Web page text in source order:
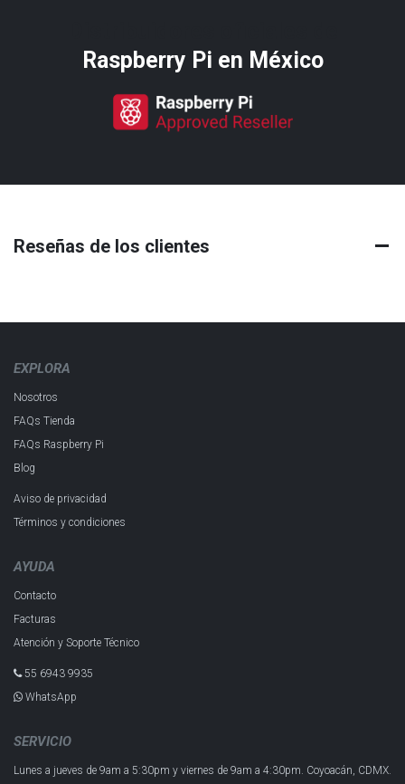
Raspberry Pi​ en México
Reseñas de los clientes
EXPLORA
Nosotros
FAQs Tienda
FAQs Raspberry Pi
Blog
Aviso de privacidad
Términos y condiciones
AYUDA
Contacto
Facturas
Atención y Soporte Técnico
55 6943 993​5
WhatsApp
SERVICIO
Lunes a jueves de 9am a 5:30pm y viernes de 9am a 4:30pm. Coyoacán, CDMX.